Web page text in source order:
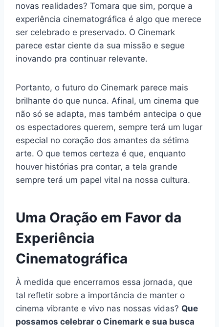
novas realidades? Tomara que sim, porque a
experiência cinematográfica é algo que merece
ser celebrado e preservado. O Cinemark
parece estar ciente da sua missão e segue
inovando pra continuar relevante.
Portanto, o futuro do Cinemark parece mais
brilhante do que nunca. Afinal, um cinema que
não só se adapta, mas também antecipa o que
os espectadores querem, sempre terá um lugar
especial no coração dos amantes da sétima
arte. O que temos certeza é que, enquanto
houver histórias pra contar, a tela grande
sempre terá um papel vital na nossa cultura.
Uma Oração em Favor da
Experiência
Cinematográfica
À medida que encerramos essa jornada, que
tal refletir sobre a importância de manter o
cinema vibrante e vivo nas nossas vidas? Que
possamos celebrar o Cinemark e sua busca